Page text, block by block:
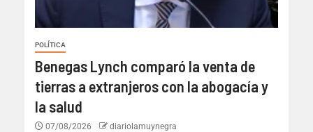
POLÍTICA
Benegas Lynch comparó la venta de
tierras a extranjeros con la abogacía y
la salud
07/08/2026 diariolamuynegra